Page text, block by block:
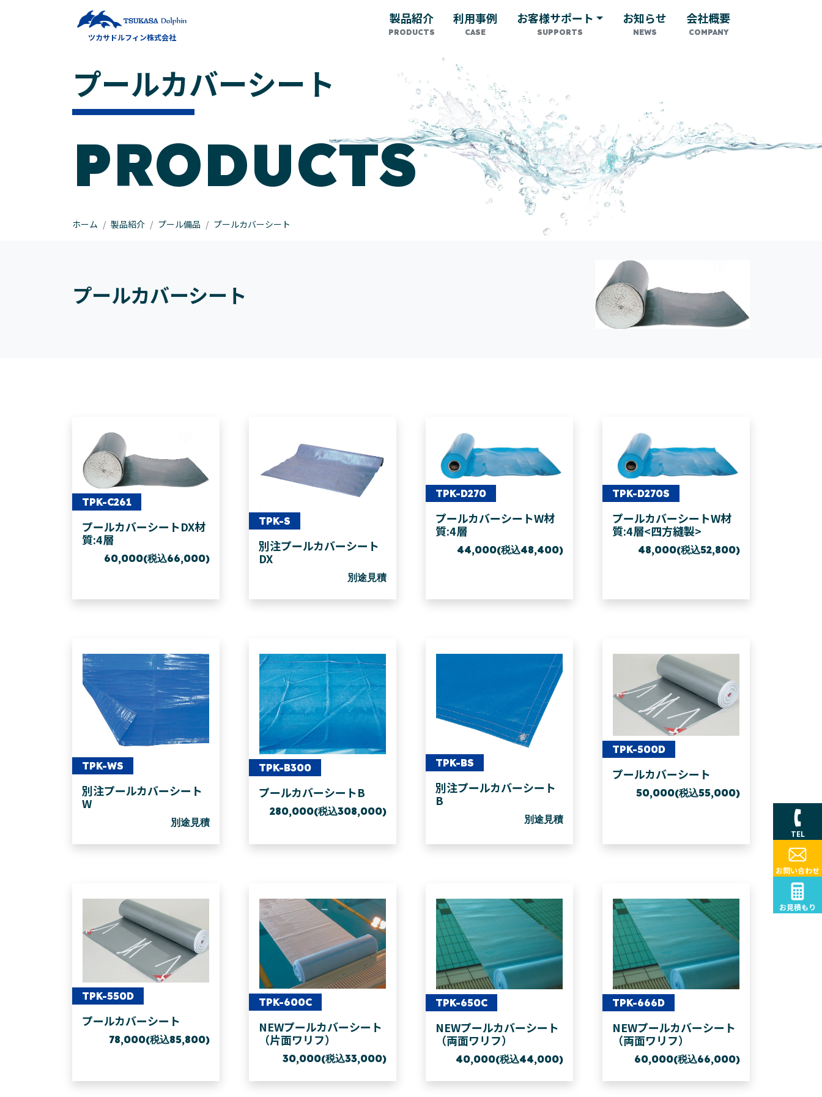
メインナビゲーション
ツカサドルフィン株式会社
製品紹介 利用事例 お客様サポート お知らせ 会社概要
プールカバーシート
PRODUCTS
ホーム 製品紹介 プール備品 プールカバーシート
プールカバーシート
TPK-C261
プールカバーシートDX材
質:4層
60,000(税込66,000)
TPK-S
別注プールカバーシート
DX
別途見積
TPK-D270
プールカバーシートW材
質:4層
44,000(税込48,400)
TPK-D270S
プールカバーシートW材
質:4層<四方縫製>
48,000(税込52,800)
TPK-WS
別注プールカバーシート
W
別途見積
TPK-B300
プールカバーシートB
280,000(税込308,000)
TPK-BS
別注プールカバーシート
B
別途見積
TPK-500D
プールカバーシート
50,000(税込55,000)
TPK-550D
プールカバーシート
78,000(税込85,800)
TPK-600C
NEWプールカバーシート
（片面ワリフ）
30,000(税込33,000)
TPK-650C
NEWプールカバーシート
（両面ワリフ）
40,000(税込44,000)
TPK-666D
NEWプールカバーシート
（両面ワリフ）
60,000(税込66,000)
TEL
お問い合わせ
お見積もり